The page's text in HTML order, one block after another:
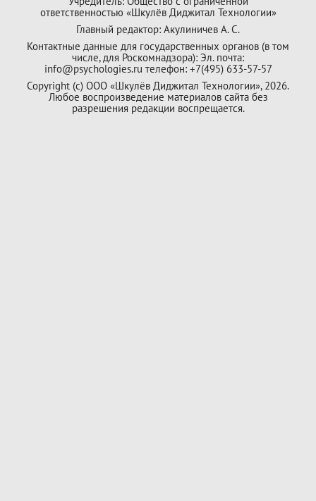
ответственностью «Шкулёв Диджитал Технологии»
Главный редактор: Акулиничев А. С.
Контактные данные для государственных органов (в том
числе, для Роскомнадзора): Эл. почта:
info@psychologies.ru телефон: +7(495) 633-57-57
Copyright (с) ООО «Шкулёв Диджитал Технологии», 2026.
Любое воспроизведение материалов сайта без
разрешения редакции воспрещается.